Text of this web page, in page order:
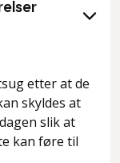
etter at de
skyldes at
slik at
kan føre til